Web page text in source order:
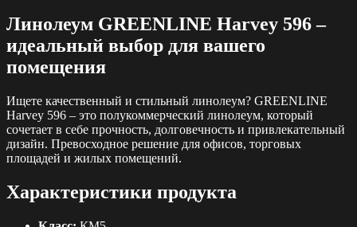
Линолеум GREENLINE Harvey 596 –
идеальный выбор для вашего
помещения
Ищете качественный и стильный линолеум? GREENLINE
Harvey 596 – это полукоммерческий линолеум, который
сочетает в себе прочность, долговечность и привлекательный
дизайн. Превосходное решение для офисов, торговых
площадей и жилых помещений.
Характеристики продукта